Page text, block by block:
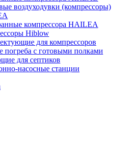
воздуходувки (компрессоры)
компрессора HAILEA
Hiblow
для компрессоров
погреба с готовыми полками
для септиков
насосные станции